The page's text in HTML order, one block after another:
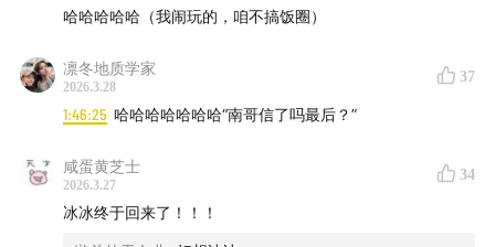
哈哈哈哈哈（我闹玩的，咱不搞饭圈）
凛冬地质学家
2026.3.28
37
1:46:25 哈哈哈哈哈哈哈“南哥信了吗最后？”
咸蛋黄芝士
2026.3.27
34
冰冰终于回来了！！！